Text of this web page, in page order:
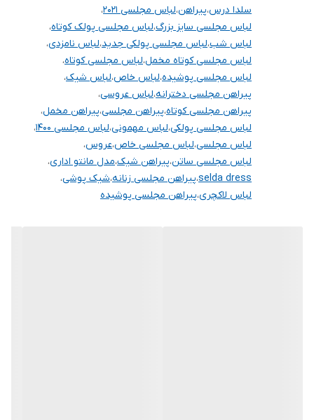
سلدا درس،پیراهن،لباس مجلسی ۲۰۲۱
،
لباس مجلسی سایز بزرگ،لباس مجلسی پولک کوتاه،
لباس شب،لباس مجلسی پولکی جدید،لباس نامزدی،
لباس مجلسی کوتاه مخمل،لباس مجلسی کوتاه،
لباس مجلسی پوشیده،لباس خاص،لباس شیک،
پیراهن مجلسی دخترانه،لباس عروسی،
پیراهن مجلسی کوتاه،پیراهن مجلسی،پیراهن مخمل،
لباس مجلسی پولکی،لباس مهمونی،لباس مجلسی ۱۴۰۰
،
لباس مجلسی،لباس مجلسی خاص،عروس،
لباس مجلسی ساتن،پیراهن شیک،مدل مانتو اداری،
selda dress،پیراهن مجلسی زنانه،شیک پوشی،
لباس لاکچری،پیراهن مجلسی پوشیده